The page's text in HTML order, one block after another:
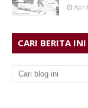
CARI BERITA INI